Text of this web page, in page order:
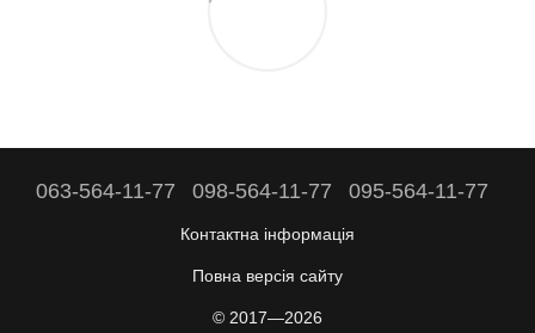
063-564-11-77 098-564-11-77 095-564-11-77
Контактна інформація
Повна версія сайту
© 2017—2026